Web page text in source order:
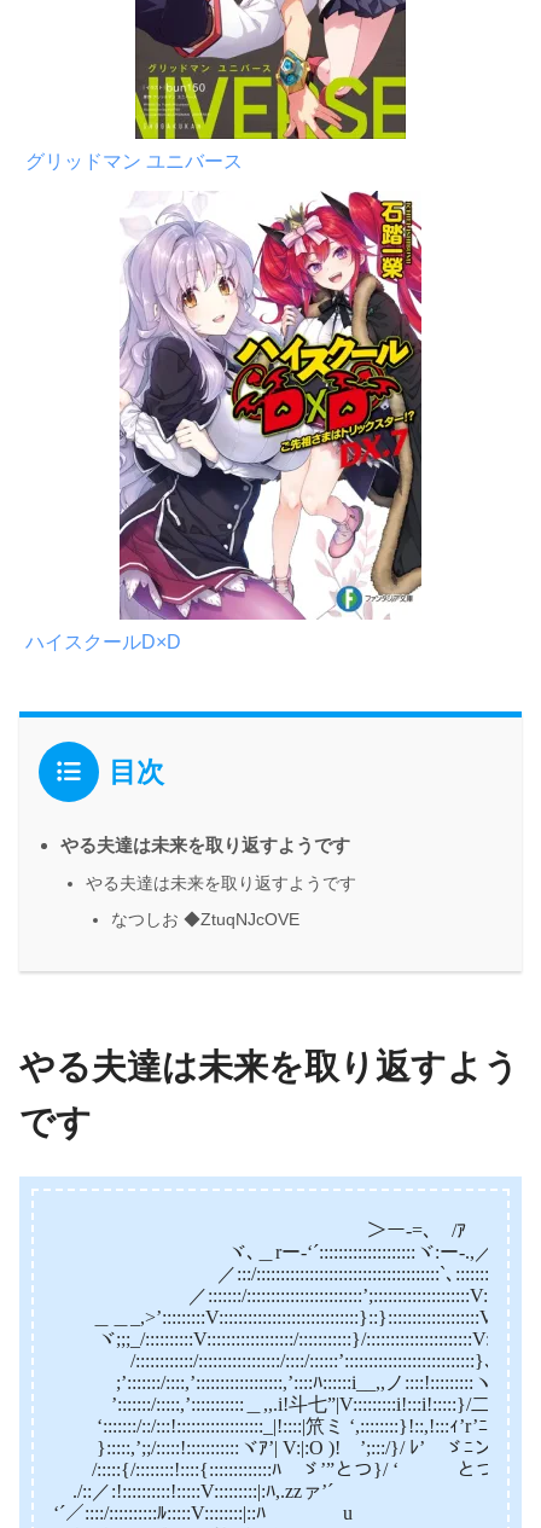
グリッドマン ユニバース
ハイスクールD×D
目次
やる夫達は未来を取り返すようです
やる夫達は未来を取り返すようです
なつしお ◆ZtuqNJcOVE
やる夫達は未来を取り返すよう
です
＞ー-=､ /ｱ ＿
ヾ､＿rー-‘´::::::::::::::::::::ヾ:ー-.,／ ゞ
／:::/::::::::::::::::::::::::::::::::::::::`､:::::::＞..､_
／:::::::/
＿＿
ヾ;;;_/::::::::::V::::::::::::::::::/:::::::::::}/
/::::::::::::/:::::::::::::::::/::::/::::::’:::::::::::::::::::::::::::}､
;’:::::::/::::,’::::::::::::::::::,’::::ﾊ::::::i__,,ノ::::!:::::::::ヽ}ハ
’:::::::/:::::,’:::::::::::＿,,.i!斗七”|V:::::::::i!:::i!:::::}/二i!-}／
‘:::::::/::/:::!::::::::::::::::::_|!::::|笊ミ ‘,::::::::}!::,!:::ｨ’r’ﾆミ,~i!
}:::::,’;;/:::::!:::::::::::ヾｱ’| V:|:O )! ’;:::/}/ ﾚ’ ゞﾆン }ｱ/
/:::::{/::::::::!::::{:::::::::::::ﾊ ゞ’”とつ}/ ‘ とつ_＿
./::／:!::::::::::!:::::V:::::::::|:ﾊ,.zzァ’´ /
‘´／::::/::::::::::ﾙ:::::V::::::::|::ﾊ u